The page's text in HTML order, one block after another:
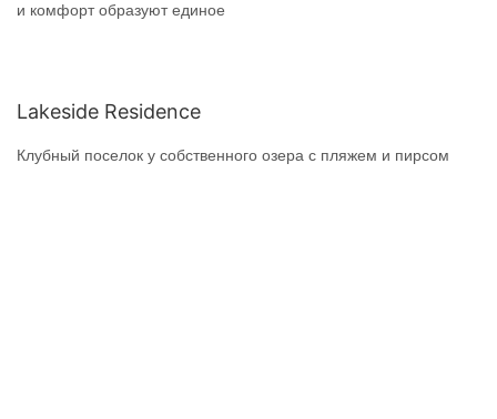
и комфорт образуют единое
Lakeside Residence
Клубный поселок у собственного озера с пляжем и пирсом